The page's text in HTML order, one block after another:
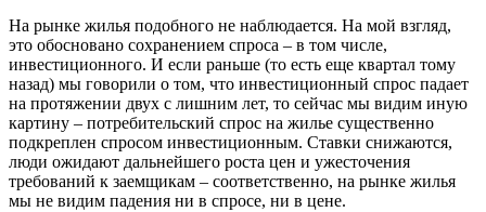
На рынке жилья подобного не наблюдается. На мой взгляд,
это обосновано сохранением спроса – в том числе,
инвестиционного. И если раньше (то есть еще квартал тому
назад) мы говорили о том, что инвестиционный спрос падает
на протяжении двух с лишним лет, то сейчас мы видим иную
картину – потребительский спрос на жилье существенно
подкреплен спросом инвестиционным. Ставки снижаются,
люди ожидают дальнейшего роста цен и ужесточения
требований к заемщикам – соответственно, на рынке жилья
мы не видим падения ни в спросе, ни в цене.